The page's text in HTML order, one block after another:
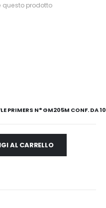
questo prodotto
PRIMERS N° GM205M CONF. DA
AL CARRELLO